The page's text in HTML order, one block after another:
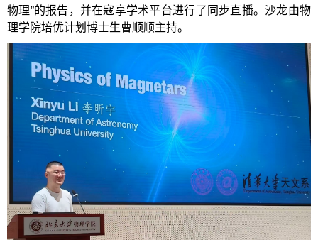
物理”的报告，并在寇享学术平台进行了同步直播。沙龙由物
理学院培优计划博士生曹顺顺主持。